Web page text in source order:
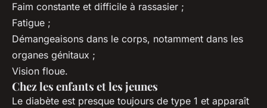
Faim constante et difficile à rassasier ;
Fatigue ;
Démangeaisons dans le corps, notamment dans les
organes génitaux ;
Vision floue.
Chez les enfants et les jeunes
Le diabète est presque toujours de type 1 et apparaît